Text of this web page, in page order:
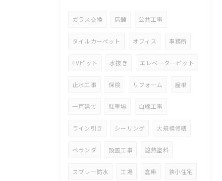
ガラス交換 店舗 公共工事
タイルカーペット オフィス 事務所
EVピット 水抜き エレベーターピット
止水工事 保険 リフォーム 屋根
一戸建て 駐車場 白線工事
ライン引き シーリング 大規模修繕
ベランダ 設置工事 遮熱塗料
スプレー防水 工場 倉庫 狭小住宅